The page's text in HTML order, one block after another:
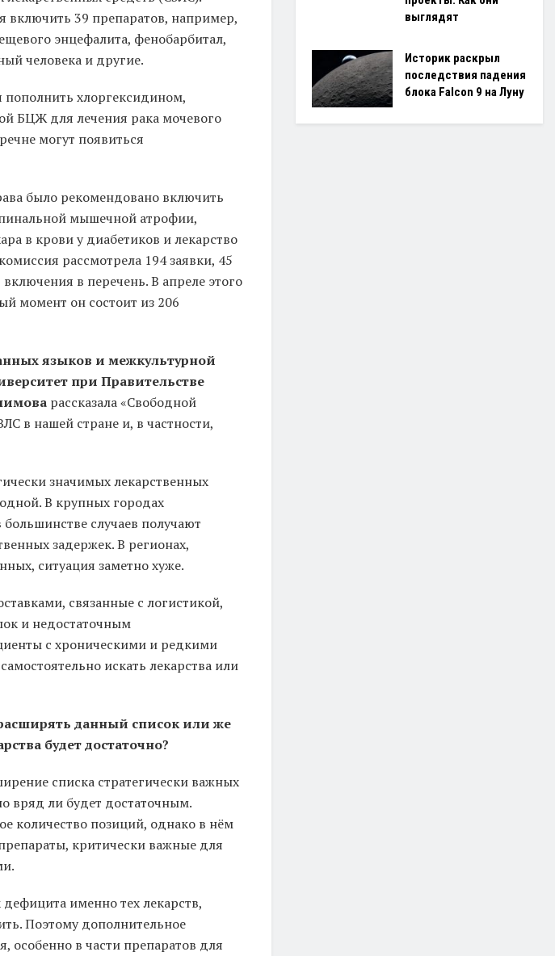
включить 39 препаратов, например,
энцефалита, фенобарбитал,
человека и другие.
пополнить хлоргексидином,
БЦЖ для лечения рака мочевого
могут появиться
было рекомендовано включить
мышечной атрофии,
в крови у диабетиков и лекарство
рассмотрела 194 заявки, 45
в перечень. В апреле этого
момент он состоит из 206
языков и межкультурной
при Правительстве
рассказала «Свободной
в нашей стране и, в частности,
значимых лекарственных
В крупных городах
случаев получают
задержек. В регионах,
ситуация заметно хуже.
связанные с логистикой,
и недостаточным
с хроническими и редкими
искать лекарства или
данный список или же
будет достаточно?
списка стратегически важных
вряд ли будет достаточным.
количество позиций, однако в нём
критически важные для
именно тех лекарств,
Поэтому дополнительное
особенно в части препаратов для
выглядят
Историк раскрыл
последствия падения
блока Falcon 9 на Луну